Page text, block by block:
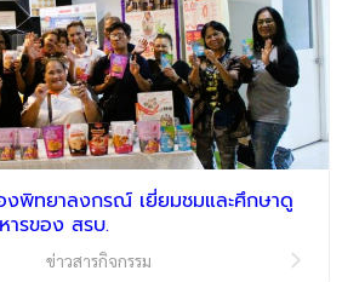
พิทยาลงกรณ์ เยี่ยมชมและศึกษาดู
ารของ สรบ.
ข่าวสารกิจกรรม